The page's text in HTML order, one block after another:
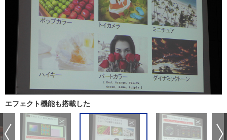
エフェクト機能も搭載した